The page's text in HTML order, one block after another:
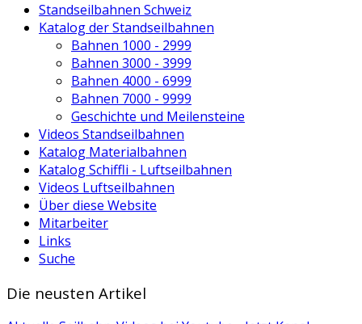
Standseilbahnen Schweiz
Katalog der Standseilbahnen
Bahnen 1000 - 2999
Bahnen 3000 - 3999
Bahnen 4000 - 6999
Bahnen 7000 - 9999
Geschichte und Meilensteine
Videos Standseilbahnen
Katalog Materialbahnen
Katalog Schiffli - Luftseilbahnen
Videos Luftseilbahnen
Über diese Website
Mitarbeiter
Links
Suche
Die neusten Artikel